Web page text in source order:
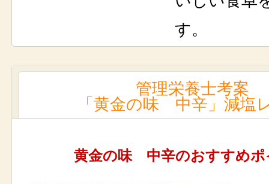
す。
管理栄養士考案
「黄金の味 中辛」減塩
黄金の味 中辛のおすすめポ